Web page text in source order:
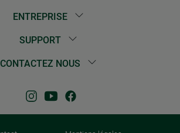
ENTREPRISE
SUPPORT
CONTACTEZ NOUS